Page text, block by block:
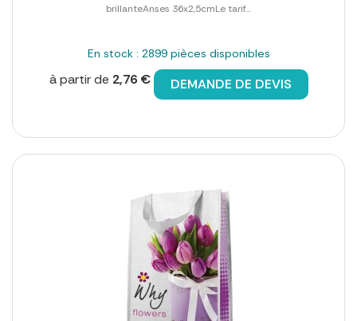
brillanteAnses 36x2,5cmLe tarif...
En stock : 2899 pièces disponibles
à partir de 2,76 € DEMANDE DE DEVIS